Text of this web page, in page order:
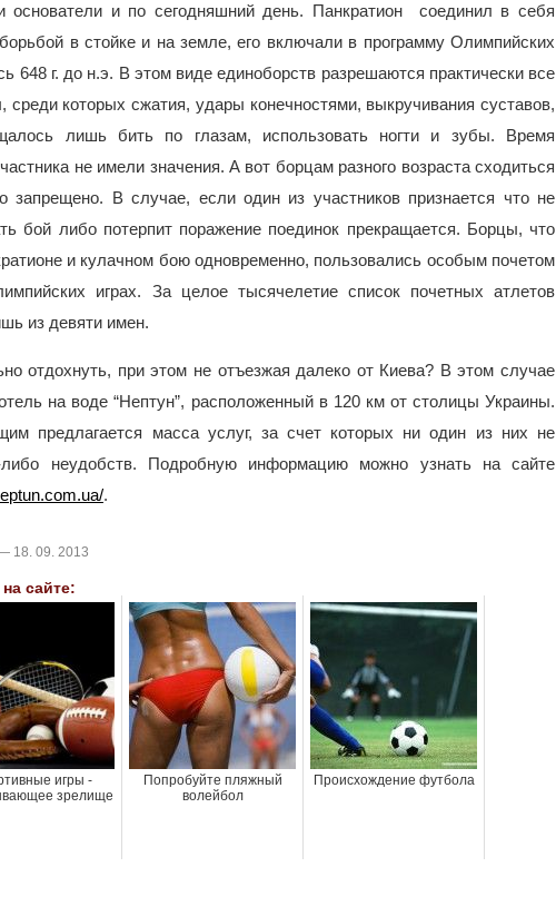
основатели и по сегодняшний день. Панкратион соединил в себя
в стойке и на земле, его включали в программу Олимпийских
648 г. до н.э. В этом виде единоборств разрешаются практически все
которых сжатия, удары конечностями, выкручивания суставов,
лишь бить по глазам, использовать ногти и зубы. Время
не имели значения. А вот борцам разного возраста сходиться
запрещено. В случае, если один из участников признается что не
бой либо потерпит поражение поединок прекращается. Борцы, что
и кулачном бою одновременно, пользовались особым почетом
играх. За целое тысячелетие список почетных атлетов
из девяти имен.
отдохнуть, при этом не отъезжая далеко от Киева? В этом случае
на воде “Нептун”, расположенный в 120 км от столицы Украины.
предлагается масса услуг, за счет которых ни один из них не
либо неудобств. Подробную информацию можно узнать на сайте
.
18. 09. 2013
сайте:
игры -
зрелище
Попробуйте пляжный
волейбол
Происхождение футбола